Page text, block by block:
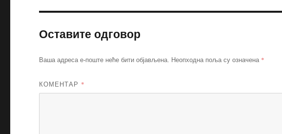
Оставите одговор
Ваша адреса е-поште неће бити објављена. Неопходна поља су означена *
КОМЕНТАР *